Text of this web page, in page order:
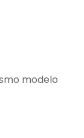
modelo